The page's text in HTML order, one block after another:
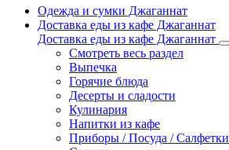
Одежда и сумки Джаганнат
Доставка еды из кафе Джаганнат
Доставка еды из кафе Джаганнат
Смотреть весь раздел
Выпечка
Горячие блюда
Десерты и сладости
Кулинария
Напитки из кафе
Приборы / Посуда / Салфетки